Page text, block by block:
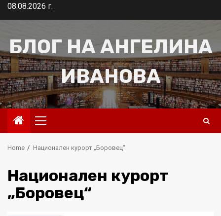
Skip08.08.2026 г.
БЛОГ НА АНГЕЛИНА
ИВАНОВА
Primary
Menu
Home Национален курорт „Боровец“
Национален курорт
„Боровец“